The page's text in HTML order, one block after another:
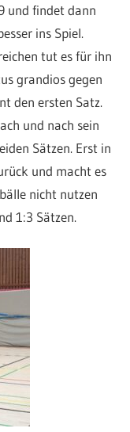
und findet dann
ins Spiel.
tut es für ihn
grandios gegen
den ersten Satz.
und nach sein
Sätzen. Erst in
und macht es
nicht nutzen
1:3 Sätzen.